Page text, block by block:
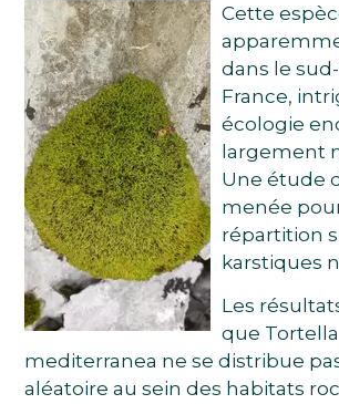
Cette
dans le
France,
écologie
largement
Une étude
menée
répartition
karstiques
Les
que Tortella
mediterranea ne se distribue
aléatoire au sein des habitats